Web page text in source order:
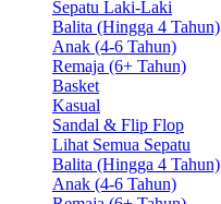
Sepatu Laki-Laki
Balita (Hingga 4 Tahun)
Anak (4-6 Tahun)
Remaja (6+ Tahun)
Basket
Kasual
Sandal & Flip Flop
Lihat Semua Sepatu
Balita (Hingga 4 Tahun)
Anak (4-6 Tahun)